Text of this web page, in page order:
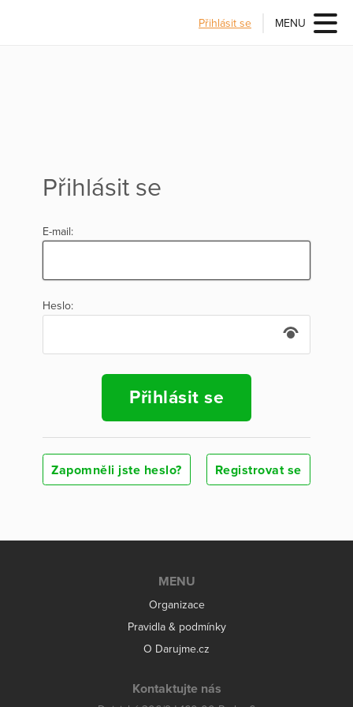
Přihlásit se MENU
Přihlásit se
E-mail:
Heslo:
Přihlásit se
Zapomněli jste heslo? Registrovat se
MENU
Organizace
Pravidla & podmínky
O Darujme.cz
Kontaktujte nás